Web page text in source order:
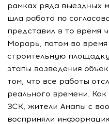
рамках ряда выездных
шла работа по
представил в то время
Морарь, потом во время
строительную
этапы возведения
том, что все работы
реального времени.
ЗСК, жители Анапы с
восприняли